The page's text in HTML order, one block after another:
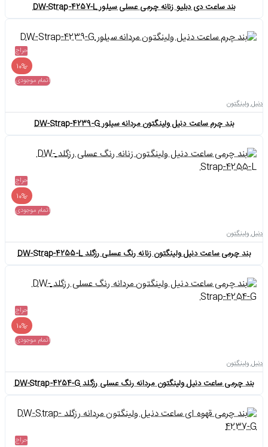
بند ساعت دی دبلیو زنانه چرمی عسلی سیلور DW-Strap-4257-L
حراج
-10%
اتمام موجودی
دنیل ولینگتون
بند چرم ساعت دنیل ولینگتون مردانه سیلور DW-Strap-4239-G
حراج
-10%
اتمام موجودی
دنیل ولینگتون
بند چرمی ساعت دنیل ولینگتون زنانه رنگ عسلی رزگلد DW-Strap-4255-L
حراج
-10%
اتمام موجودی
دنیل ولینگتون
بند چرمی ساعت دنیل ولینگتون مردانه رنگ عسلی رزگلد DW-Strap-4254-G
حراج